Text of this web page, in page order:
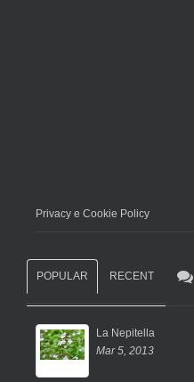
Privacy e Cookie Policy
POPULAR RECENT
La Nepitella
Mar 5, 2013